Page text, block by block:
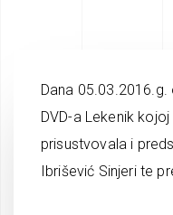
Dana
DVD-a Lekenik
prisustvovala i
Ibrišević Sinjeri te